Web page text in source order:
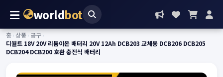
worldbot
홈›상품› 공구›
디월트 18V 20V 리튬이온 배터리 20V 12Ah DCB203 교체용 DCB206 DCB205
DCB204 DCB200 호환 충전식 배터리